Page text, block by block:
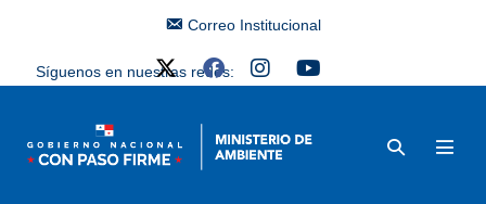
Correo Institucional
Síguenos en nuestras redes: